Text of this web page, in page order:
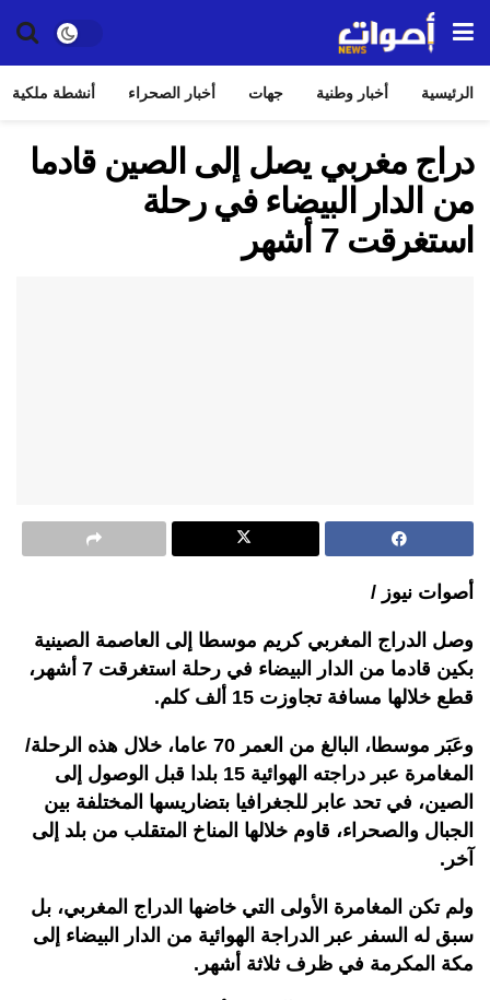
الرئيسية أخبار وطنية جهات أخبار الصحراء أنشطة ملكية
دراج مغربي يصل إلى الصين قادما
من الدار البيضاء في رحلة
استغرقت 7 أشهر
أصوات نيوز /
وصل الدراج المغربي كريم موسطا إلى العاصمة الصينية
بكين قادما من الدار البيضاء في رحلة استغرقت 7 أشهر،
قطع خلالها مسافة تجاوزت 15 ألف كلم.
وعَبَر موسطا، البالغ من العمر 70 عاما، خلال هذه الرحلة/
المغامرة عبر دراجته الهوائية 15 بلدا قبل الوصول إلى
الصين، في تحد عابر للجغرافيا بتضاريسها المختلفة بين
الجبال والصحراء، قاوم خلالها المناخ المتقلب من بلد إلى
آخر.
ولم تكن المغامرة الأولى التي خاضها الدراج المغربي، بل
سبق له السفر عبر الدراجة الهوائية من الدار البيضاء إلى
مكة المكرمة في ظرف ثلاثة أشهر.